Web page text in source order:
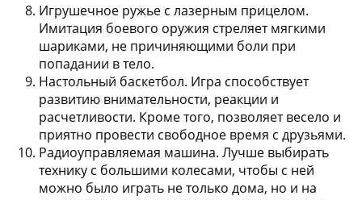
Игрушечное ружье с лазерным прицелом.
Имитация боевого оружия стреляет мягкими
шариками, не причиняющими боли при
попадании в тело.
Настольный баскетбол. Игра способствует
развитию внимательности, реакции и
расчетливости. Кроме того, позволяет весело и
приятно провести свободное время с друзьями.
Радиоуправляемая машина. Лучше выбирать
технику с большими колесами, чтобы с ней
можно было играть не только дома, но и на